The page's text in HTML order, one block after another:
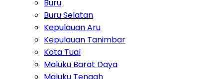
Buru
Buru Selatan
Kepulauan Aru
Kepulauan Tanimbar
Kota Tual
Maluku Barat Daya